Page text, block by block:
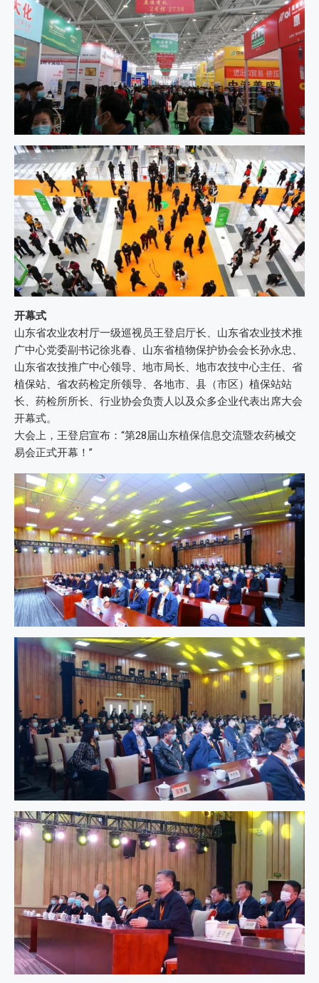
开幕式
山东省农业农村厅一级巡视员王登启厅长、山东省农业技术推
广中心党委副书记徐兆春、山东省植物保护协会会长孙永忠、
山东省农技推广中心领导、地市局长、地市农技中心主任、省
植保站、省农药检定所领导、各地市、县（市区）植保站站
长、药检所所长、行业协会负责人以及众多企业代表出席大会
开幕式。
大会上，王登启宣布：“第28届山东植保信息交流暨农药械交
易会正式开幕！”